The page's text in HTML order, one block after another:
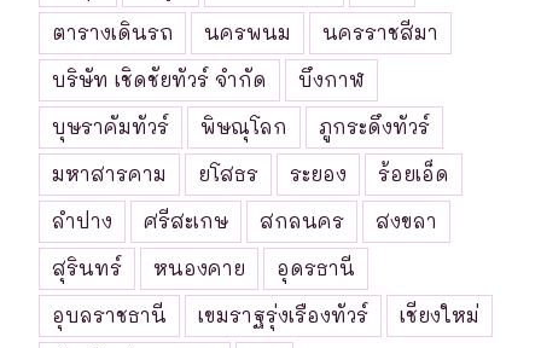
ตารางเดินรถ
นครพนม
นครราชสีมา
บริษัท เชิดชัยทัวร์ จำกัด
บึงกาฬ
บุษราคัมทัวร์
พิษณุโลก
ภูกระดึงทัวร์
มหาสารคาม
ยโสธร ระยอง
ร้อยเอ็ด
ลำปาง
ศรีสะเกษ สกลนคร
สงขลา
สุรินทร์
หนองคาย
อุดรธานี
อุบลราชธานี
เขมราฐรุ่งเรืองทัวร์
เชียงใหม่